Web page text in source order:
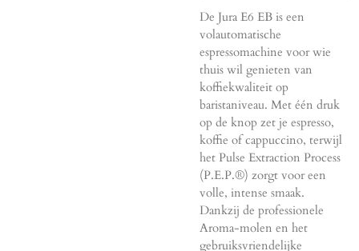
De Jura E6 EB is een
volautomatische
espressomachine voor wie
thuis wil genieten van
koffiekwaliteit op
baristaniveau. Met één druk
op de knop zet je espresso,
koffie of cappuccino, terwijl
het Pulse Extraction Process
(P.E.P.®) zorgt voor een
volle, intense smaak.
Dankzij de professionele
Aroma-molen en het
gebruiksvriendelijke